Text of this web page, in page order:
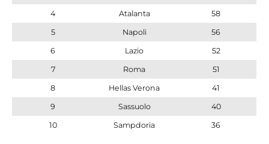
4 Atalanta 58
5 Napoli 56
6 Lazio 52
7 Roma 51
8 Hellas Verona 41
9 Sassuolo 40
10 Sampdoria 36